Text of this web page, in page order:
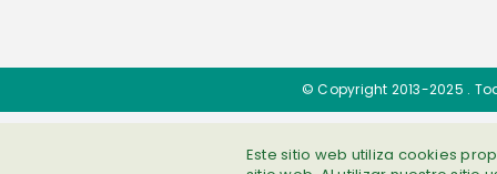
© Copyright 2013-2025 .
Este sitio web utiliza cookies